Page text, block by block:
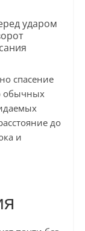
ударом
спасение
обычных
до
и